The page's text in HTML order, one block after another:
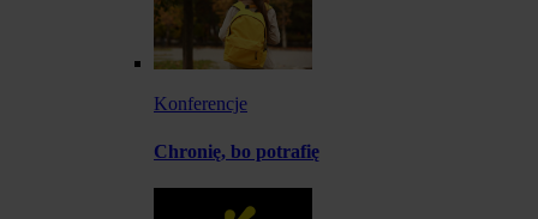
Konferencje
Chronię, bo potrafię